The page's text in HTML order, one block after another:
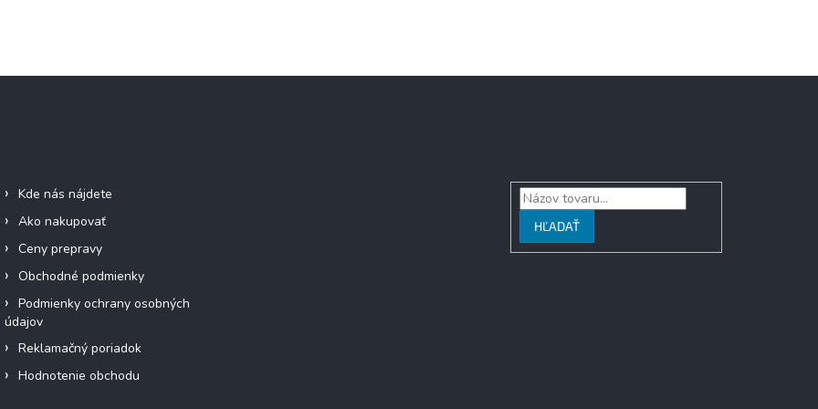
Kde nás nájdete
Ako nakupovať
Ceny prepravy
Obchodné podmienky
Podmienky ochrany osobných
údajov
Reklamačný poriadok
Hodnotenie obchodu
HĽADAŤ